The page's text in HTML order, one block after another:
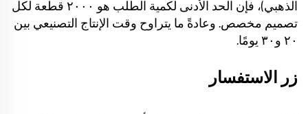
الذهبي)، فإن الحد الأدنى لكمية الطلب هو ٢٠٠٠ قطعة لكل
تصميم مخصص. وعادةً ما يتراوح وقت الإنتاج التصنيعي بين
٢٠ و٣٠ يومًا.
زر الاستفسار